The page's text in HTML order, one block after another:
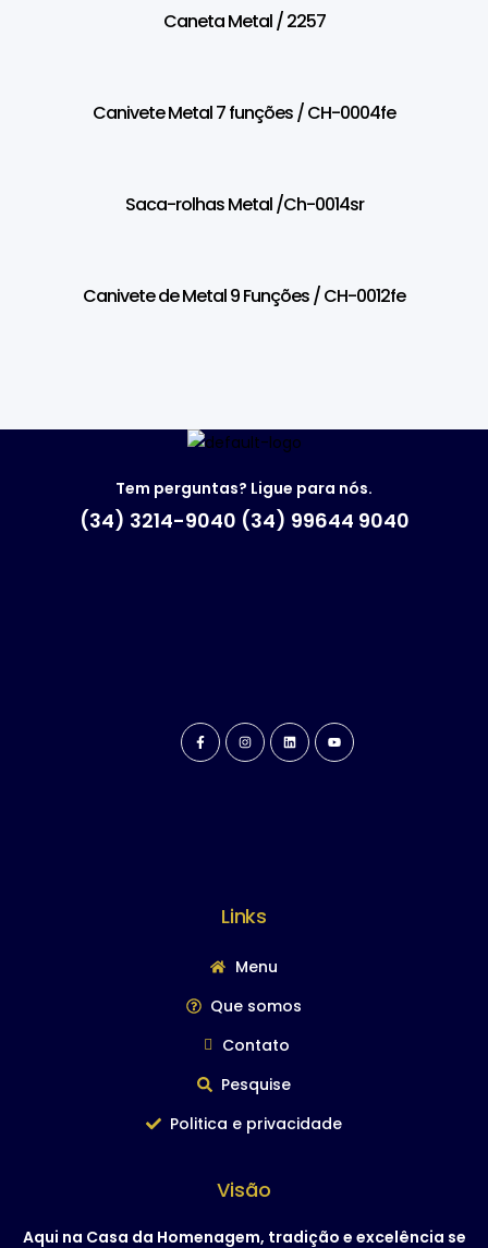
Caneta Metal / 2257
Canivete Metal 7 funções / CH-0004fe
Saca-rolhas Metal /Ch-0014sr
Canivete de Metal 9 Funções / CH-0012fe
Tem perguntas? Ligue para nós.
(34) 3214-9040 (34) 99644 9040
Links
Menu
Que somos
Contato
Pesquise
Politica e privacidade
Visão
Aqui na Casa da Homenagem, tradição e excelência se